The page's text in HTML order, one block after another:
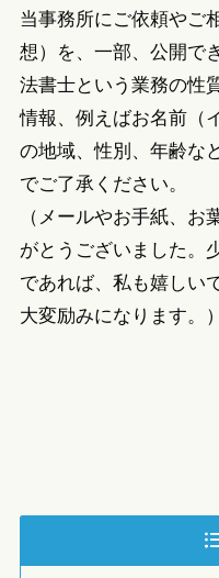
当事務所にご依頼やご
想）を、一部、公開で
法書士という業務の性
情報、例えばお名前（
の地域、性別、年齢な
でご了承ください。
（メールやお手紙、お
がとうございました。
であれば、私も嬉しい
大変励みになります。）